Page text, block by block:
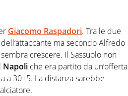
Giacomo Raspadori. Tra le due
ma secondo Alfredo
crescere. Il Sassuolo non
Napoli che era partito da un’offerta
a 30+5. La distanza sarebbe